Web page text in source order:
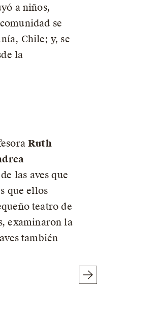
a niños,
se
Chile; y, se
la
Ruth
las aves que
que ellos
teatro de
examinaron la
también